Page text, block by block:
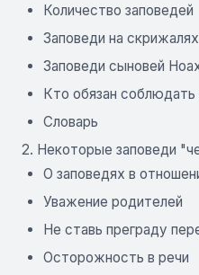
Количество заповедей
Заповеди на скрижалях
Заповеди сыновей
Кто обязан соблюдать
Словарь
2. Некоторые заповеди
О заповедях в
Уважение родителей
Не ставь преграду
Осторожность в речи